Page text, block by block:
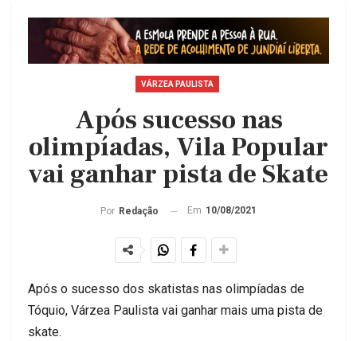
VÁRZEA PAULISTA
Após sucesso nas
olimpíadas, Vila Popular
vai ganhar pista de Skate
Por Redação Em 10/08/2021
Após o sucesso dos skatistas nas olimpíadas de
Tóquio, Várzea Paulista vai ganhar mais uma pista de
skate.